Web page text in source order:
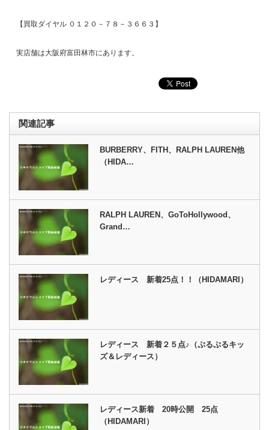
【買取ダイヤル ０１２０－７８－３６６３】
実店舗は大阪府富田林市にあります。
関連記事
BURBERRY、FITH、RALPH LAUREN他
（HIDA…
RALPH LAUREN、GoToHollywood、
Grand…
レディース 新着25点！！（HIDAMARI）
レディース 新着２５点♪（ぷるぷるキッ
ズ＆レディース）
レディース新着 20時公開 25点
（HIDAMARI）